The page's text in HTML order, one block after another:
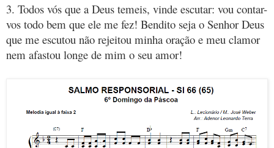
3. Todos vós que a Deus temeis, vinde escutar: vou contar-
vos todo bem que ele me fez! Bendito seja o Senhor Deus
que me escutou não rejeitou minha oração e meu clamor
nem afastou longe de mim o seu amor!